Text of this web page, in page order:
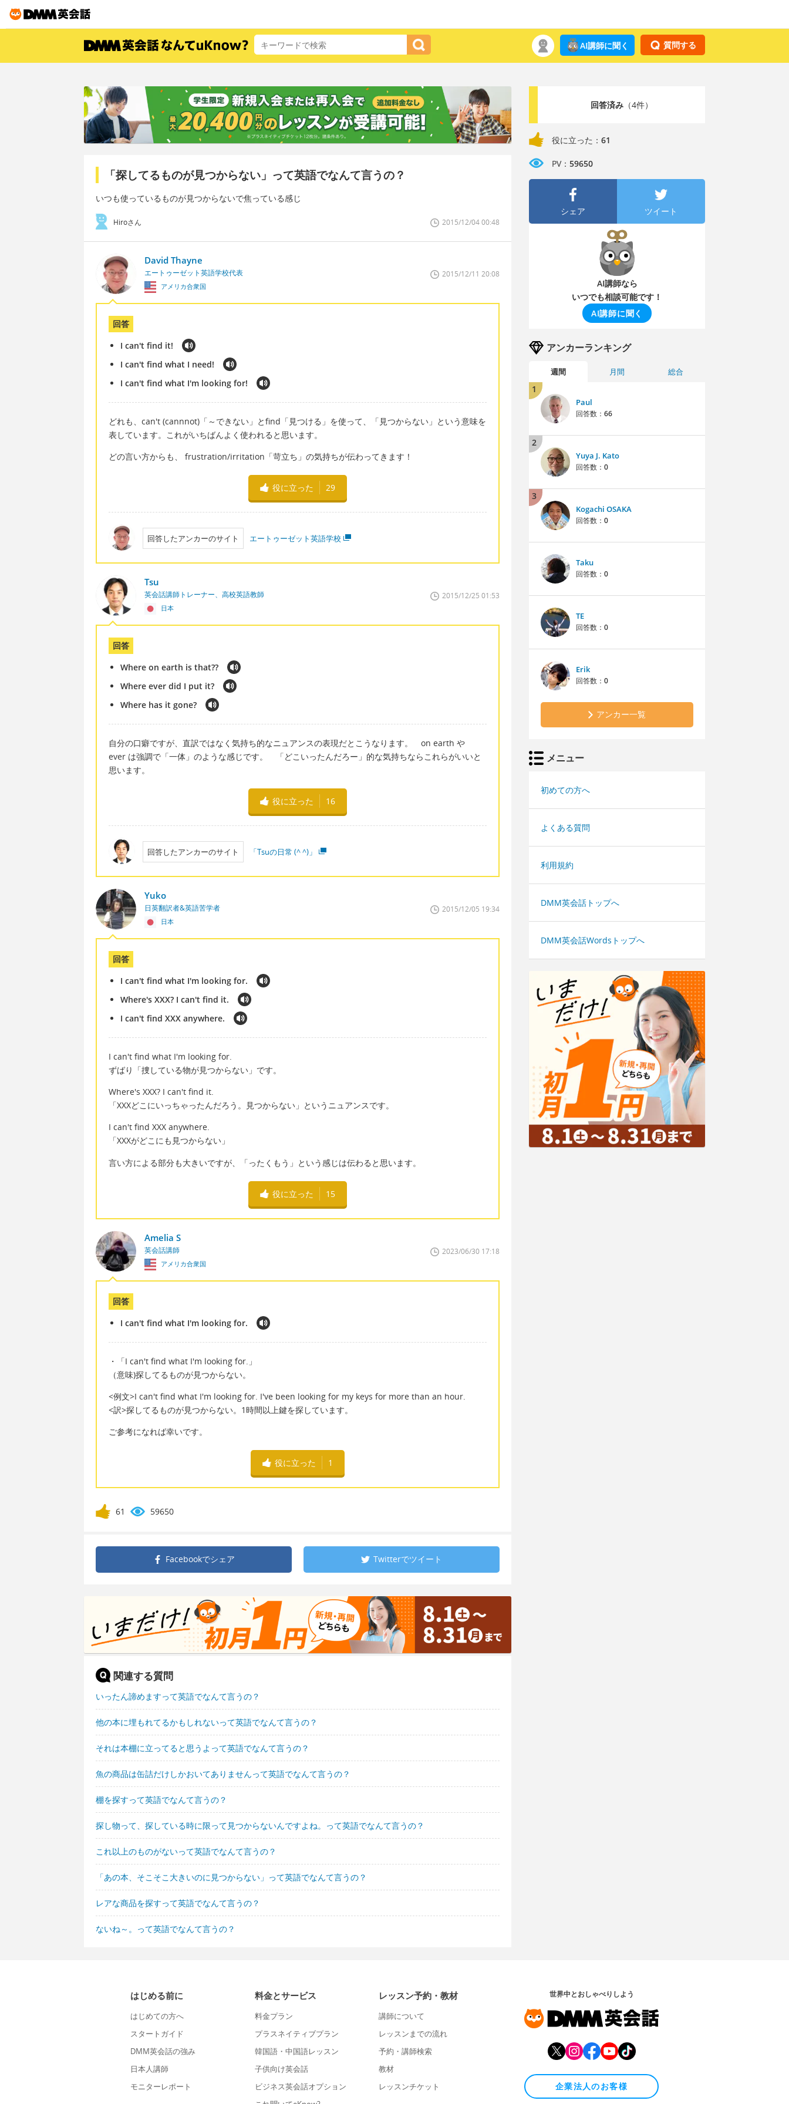
質問する
AI講師に聞く
「探してるものが見つからない」って英語でなんて言うの？
いつも使っているものが見つからないで焦っている感じ
Hiroさん 2015/12/04 00:48
David Thayne
エートゥーゼット英語学校代表
アメリカ合衆国
2015/12/11 20:08
回答
I can't find it!
I can't find what I need!
I can't find what I'm looking for!
どれも、can't (cannnot)「～できない」とfind「見つける」を使って、「見つからない」という意味を
表しています。これがいちばんよく使われると思います。
どの言い方からも、 frustration/irritation「苛立ち」の気持ちが伝わってきます！
役に立った 29
回答したアンカーのサイト エートゥーゼット英語学校
Tsu
英会話講師トレーナー、高校英語教師
日本
2015/12/25 01:53
回答
Where on earth is that??
Where ever did I put it?
Where has it gone?
自分の口癖ですが、直訳ではなく気持ち的なニュアンスの表現だとこうなります。 on earth や
ever は強調で「一体」のような感じです。 「どこいったんだろー」的な気持ちならこれらがいいと
思います。
役に立った 16
回答したアンカーのサイト 「Tsuの日常 (^ ^)」
Yuko
日英翻訳者&英語苦学者
日本
2015/12/05 19:34
回答
I can't find what I'm looking for.
Where's XXX? I can't find it.
I can't find XXX anywhere.
I can't find what I'm looking for.
ずばり「捜している物が見つからない」です。
Where's XXX? I can't find it.
「XXXどこにいっちゃったんだろう。見つからない」というニュアンスです。
I can't find XXX anywhere.
「XXXがどこにも見つからない」
言い方による部分も大きいですが、「ったくもう」という感じは伝わると思います。
役に立った 15
Amelia S
英会話講師
アメリカ合衆国
2023/06/30 17:18
回答
I can't find what I'm looking for.
・「I can't find what I'm looking for.」
（意味)探してるものが見つからない。
<例文>I can't find what I'm looking for. I've been looking for my keys for more than an hour.
<訳>探してるものが見つからない。1時間以上鍵を探しています。
ご参考になれば幸いです。
役に立った 1
61 59650
Facebookでシェア Twitterでツイート
関連する質問
いったん諦めますって英語でなんて言うの？
他の本に埋もれてるかもしれないって英語でなんて言うの？
それは本棚に立ってると思うよって英語でなんて言うの？
魚の商品は缶詰だけしかおいてありませんって英語でなんて言うの？
棚を探すって英語でなんて言うの？
探し物って、探している時に限って見つからないんですよね。って英語でなんて言うの？
これ以上のものがないって英語でなんて言うの？
「あの本、そこそこ大きいのに見つからない」って英語でなんて言うの？
レアな商品を探すって英語でなんて言うの？
ないね～。って英語でなんて言うの？
回答済み（4件）
役に立った： 61
PV： 59650
シェア ツイート
AI講師なら
いつでも相談可能です！
AI講師に聞く
アンカーランキング
週間 月間 総合
1
Paul
回答数： 66
2
Yuya J. Kato
回答数： 0
3
Kogachi OSAKA
回答数： 0
Taku
回答数： 0
TE
回答数： 0
Erik
回答数： 0
アンカー一覧
メニュー
初めての方へ
よくある質問
利用規約
DMM英会話トップへ
DMM英会話Wordsトップへ
はじめる前に
はじめての方へ
スタートガイド
DMM英会話の強み
日本人講師
モニターレポート
料金とサービス
料金プラン
プラスネイティブプラン
韓国語・中国語レッスン
子供向け英会話
ビジネス英会話オプション
レッスン予約・教材
講師について
レッスンまでの流れ
予約・講師検索
教材
レッスンチケット
世界中とおしゃべりしよう
企業法人のお客様